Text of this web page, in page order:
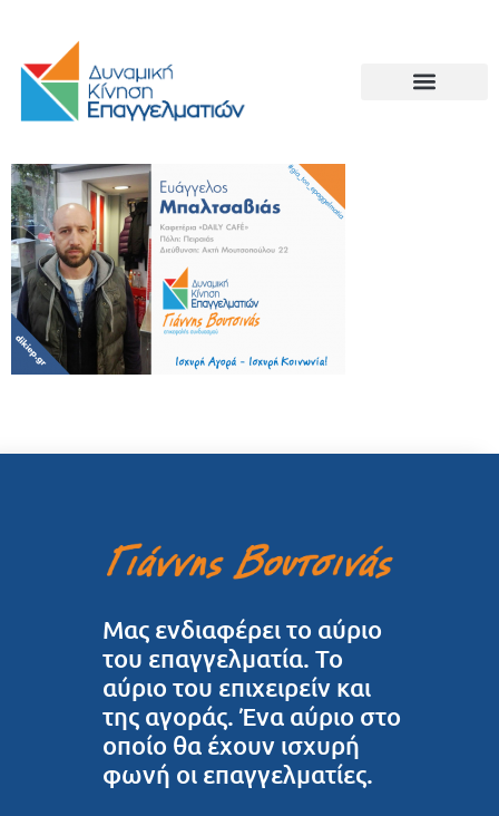
Μας ενδιαφέρει το αύριο
του επαγγελματία. Το
αύριο του επιχειρείν και
της αγοράς. Ένα αύριο στο
οποίο θα έχουν ισχυρή
φωνή οι επαγγελματίες.